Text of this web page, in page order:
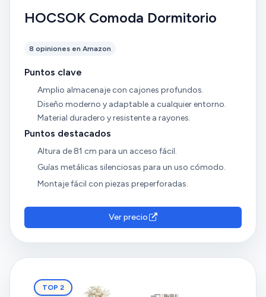
HOCSOK Comoda Dormitorio
8 opiniones en Amazon
Puntos clave
Amplio almacenaje con cajones profundos.
Diseño moderno y adaptable a cualquier entorno.
Material duradero y resistente a rayones.
Puntos destacados
Altura de 81 cm para un acceso fácil.
Guías metálicas silenciosas para un uso cómodo.
Montaje fácil con piezas preperforadas.
Ver precio
TOP 2